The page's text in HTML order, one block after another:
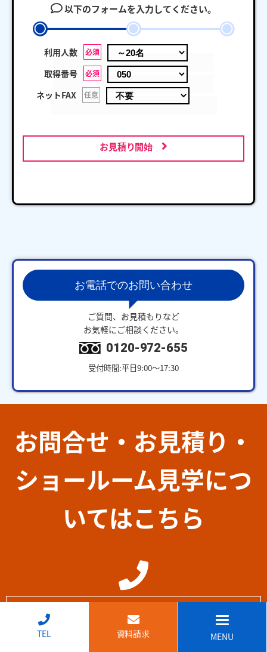
以下のフォームを入力してください。
利用人数 必須
取得番号 必須
ネットFAX 任意
お見積り開始
お電話でのお問い合わせ
ご質問、お見積もりなど
お気軽にご相談ください。
0120-972-655
受付時間:平日9:00～17:30
お問合せ・お見積り・
ショールーム見学につ
いてはこちら
9:00～17:30（土日祝除く）
TEL 資料請求 MENU